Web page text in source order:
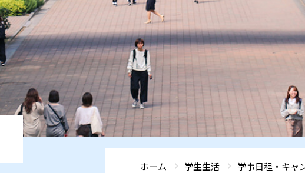
ホーム 学生生活 学事日程・キャ